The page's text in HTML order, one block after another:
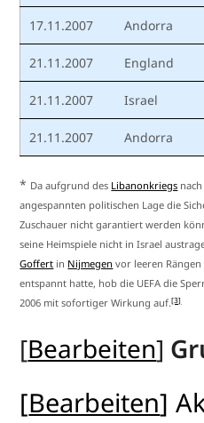
17.11.2007 Andorra
21.11.2007 England
21.11.2007 Israel
21.11.2007 Andorra
* Da aufgrund des Libanonkriegs
angespannten politischen Lage die
Zuschauer nicht garantiert werden
seine Heimspiele nicht in Israel
Goffert in Nijmegen vor leeren
entspannt hatte, hob die UEFA die
2006 mit sofortiger Wirkung auf.[3]
[Bearbeiten]
[Bearbeiten]